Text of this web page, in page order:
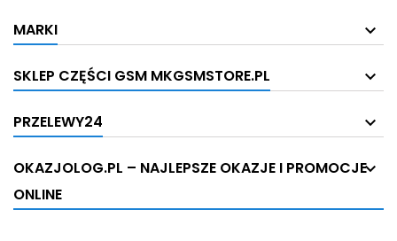
MARKI
SKLEP CZĘŚCI GSM MKGSMSTORE.PL
PRZELEWY24
OKAZJOLOG.PL – NAJLEPSZE OKAZJE I PROMOCJE
ONLINE